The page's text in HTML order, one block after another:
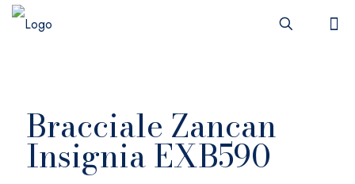
Bracciale Zancan
Insignia EXB590